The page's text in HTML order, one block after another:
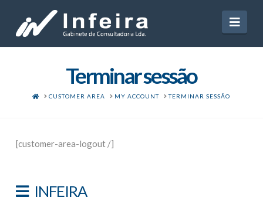
Terminar sessão
HOMECUSTOMER AREA MY ACCOUNT TERMINAR SESSÃO
[customer-area-logout /]
INFEIRA